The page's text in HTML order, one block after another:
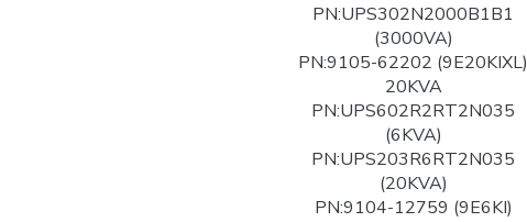
PN:UPS302N2000B1B1
(3000VA)
PN:9105-62202 (9E20KIXL)
20KVA
PN:UPS602R2RT2N035
(6KVA)
PN:UPS203R6RT2N035
(20KVA)
PN:9104-12759 (9E6KI)